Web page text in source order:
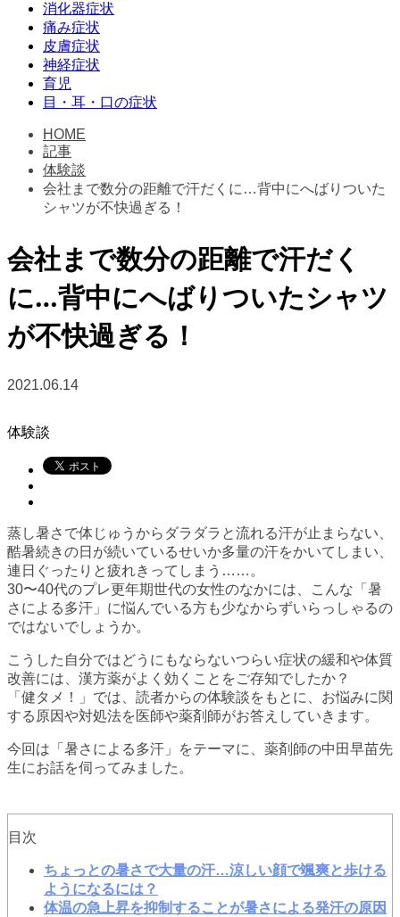
消化器症状
痛み症状
皮膚症状
神経症状
育児
目・耳・口の症状
HOME
記事
体験談
会社まで数分の距離で汗だくに…背中にへばりついた
シャツが不快過ぎる！
会社まで数分の距離で汗だく
に…背中にへばりついたシャツ
が不快過ぎる！
2021.06.14
体験談
蒸し暑さで体じゅうからダラダラと流れる汗が止まらない、
酷暑続きの日が続いているせいか多量の汗をかいてしまい、
連日ぐったりと疲れきってしまう……。
30〜40代のプレ更年期世代の女性のなかには、こんな「暑
さによる多汗」に悩んでいる方も少なからずいらっしゃるの
ではないでしょうか。
こうした自分ではどうにもならないつらい症状の緩和や体質
改善には、漢方薬がよく効くことをご存知でしたか？
「健タメ！」では、読者からの体験談をもとに、お悩みに関
する原因や対処法を医師や薬剤師がお答えしていきます。
今回は「暑さによる多汗」をテーマに、薬剤師の中田早苗先
生にお話を伺ってみました。
目次
ちょっとの暑さで大量の汗…涼しい顔で颯爽と歩ける
ようになるには？
体温の急上昇を抑制することが暑さによる発汗の原因